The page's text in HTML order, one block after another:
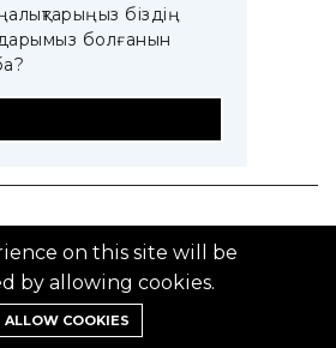
біздің
болғанын
ZTB.KZ
on this site will be
by allowing cookies.
ALLOW COOKIES